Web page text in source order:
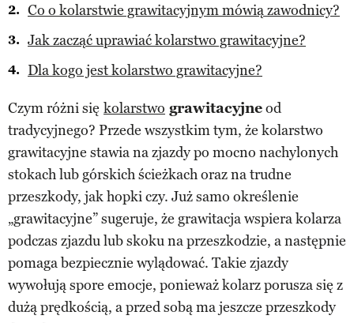
Co o kolarstwie grawitacyjnym mówią zawodnicy?
Jak zacząć uprawiać kolarstwo grawitacyjne?
Dla kogo jest kolarstwo grawitacyjne?
Czym różni się kolarstwo grawitacyjneod
tradycyjnego? Przede wszystkim tym, że kolarstwo
grawitacyjne stawia na zjazdy po mocno nachylonych
stokach lub górskich ścieżkach oraz na trudne
przeszkody, jak hopki czy. Już samo określenie
„grawitacyjne” sugeruje, że grawitacja wspiera kolarza
podczas zjazdu lub skoku na przeszkodzie, a następnie
pomaga bezpiecznie wylądować. Takie zjazdy
wywołują spore emocje, ponieważ kolarz porusza się z
dużą prędkością, a przed sobą ma jeszcze przeszkody